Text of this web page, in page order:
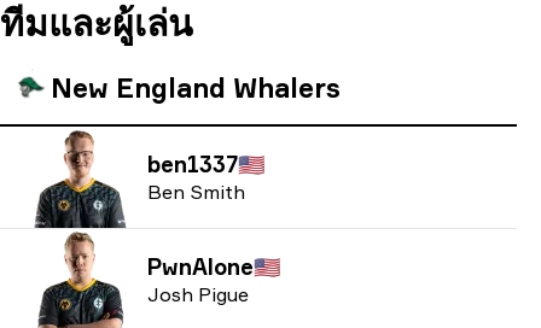
ทีมและผู้เล่น
New England Whalers
ben1337🇺🇸
Ben Smith
PwnAlone🇺🇸
Josh Pigue